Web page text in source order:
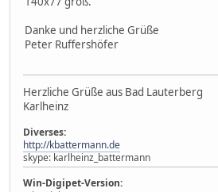
Danke und herzliche Grüße
Peter Ruffershöfer
Herzliche Grüße aus Bad Lauterberg
Karlheinz
Diverses:
http://kbattermann.de
skype: karlheinz_battermann
Win-Digipet-Version: